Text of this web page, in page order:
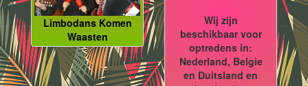
Limbodans Komen
Waasten
Wij zijn
beschikbaar voor
optredens in:
Nederland, Belgie
en Duitsland en